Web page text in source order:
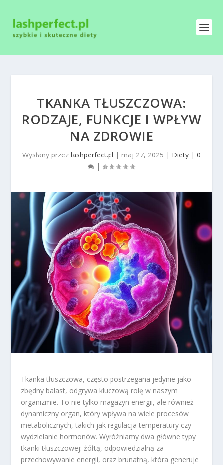
TKANKA TŁUSZCZOWA:
RODZAJE, FUNKCJE I WPŁYW
NA ZDROWIE
Wysłany przez lashperfect.pl | maj 27, 2025 | Diety | 0
|
Tkanka tłuszczowa, często postrzegana jedynie jako
zbędny balast, odgrywa kluczową rolę w naszym
organizmie. To nie tylko magazyn energii, ale również
dynamiczny organ, który wpływa na wiele procesów
metabolicznych, takich jak regulacja temperatury czy
wydzielanie hormonów. Wyróżniamy dwa główne typy
tkanki tłuszczowej: żółtą, odpowiedzialną za
przechowywanie energii, oraz brunatną, która generuje